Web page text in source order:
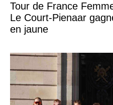
Tour de France
Le Court-Pienaar
en jaune